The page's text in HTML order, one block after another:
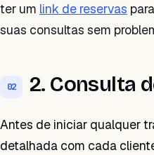
ter um link de reservas
suas consultas sem
02 2. Consulta
Antes de iniciar qualquer
detalhada com cada